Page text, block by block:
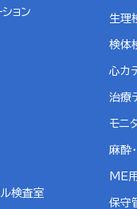
ョン
検査室
生理
検体
心カ
治療
モニ
麻酔
ME
保守